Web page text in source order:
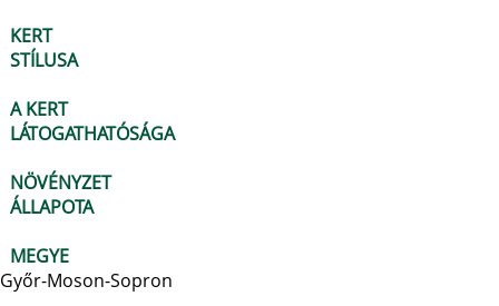
KERT
STÍLUSA
A KERT
LÁTOGATHATÓSÁGA
NÖVÉNYZET
ÁLLAPOTA
MEGYE
Győr-Moson-Sopron